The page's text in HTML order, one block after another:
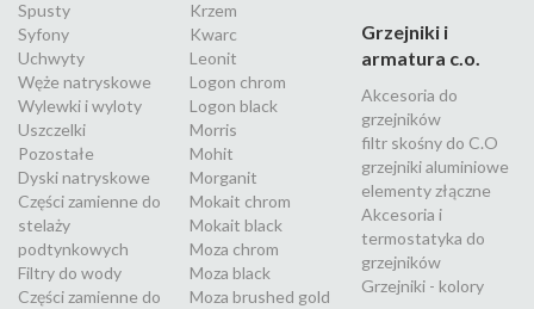
Spusty
Syfony
Uchwyty
Węże natryskowe
Wylewki i wyloty
Uszczelki
Pozostałe
Dyski natryskowe
Części zamienne do
stelaży
podtynkowych
Filtry do wody
Części zamienne do
Krzem
Kwarc
Leonit
Logon chrom
Logon black
Morris
Mohit
Morganit
Mokait chrom
Mokait black
Moza chrom
Moza black
Moza brushed gold
Grzejniki i
armatura c.o.
Akcesoria do
grzejników
filtr skośny do C.O
grzejniki aluminiowe
elementy złączne
Akcesoria i
termostatyka do
grzejników
Grzejniki - kolory